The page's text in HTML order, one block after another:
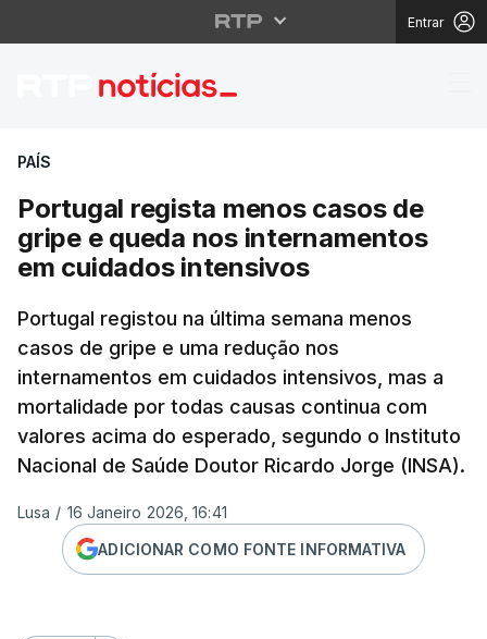
Entrar
Portugal regista
PAÍS
Portugal regista menos casos de
gripe e queda nos internamentos
em cuidados intensivos
Portugal registou na última semana menos
casos de gripe e uma redução nos
internamentos em cuidados intensivos, mas a
mortalidade por todas causas continua com
valores acima do esperado, segundo o Instituto
Nacional de Saúde Doutor Ricardo Jorge (INSA).
Lusa / 16 Janeiro 2026, 16:41
ADICIONAR COMO FONTE INFORMATIVA